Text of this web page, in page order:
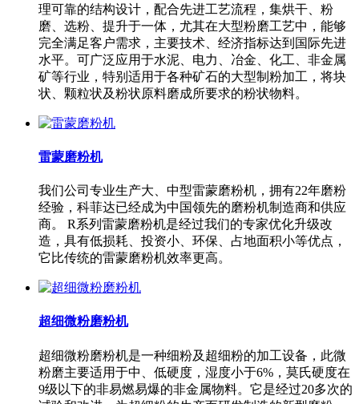
理可靠的结构设计，配合先进工艺流程，集烘干、粉
磨、选粉、提升于一体，尤其在大型粉磨工艺中，能够
完全满足客户需求，主要技术、经济指标达到国际先进
水平。可广泛应用于水泥、电力、冶金、化工、非金属
矿等行业，特别适用于各种矿石的大型制粉加工，将块
状、颗粒状及粉状原料磨成所要求的粉状物料。
雷蒙磨粉机
我们公司专业生产大、中型雷蒙磨粉机，拥有22年磨粉
经验，科菲达已经成为中国领先的磨粉机制造商和供应
商。 R系列雷蒙磨粉机是经过我们的专家优化升级改
造，具有低损耗、投资小、环保、占地面积小等优点，
它比传统的雷蒙磨粉机效率更高。
超细微粉磨粉机
超细微粉磨粉机是一种细粉及超细粉的加工设备，此微
粉磨主要适用于中、低硬度，湿度小于6%，莫氏硬度在
9级以下的非易燃易爆的非金属物料。它是经过20多次的